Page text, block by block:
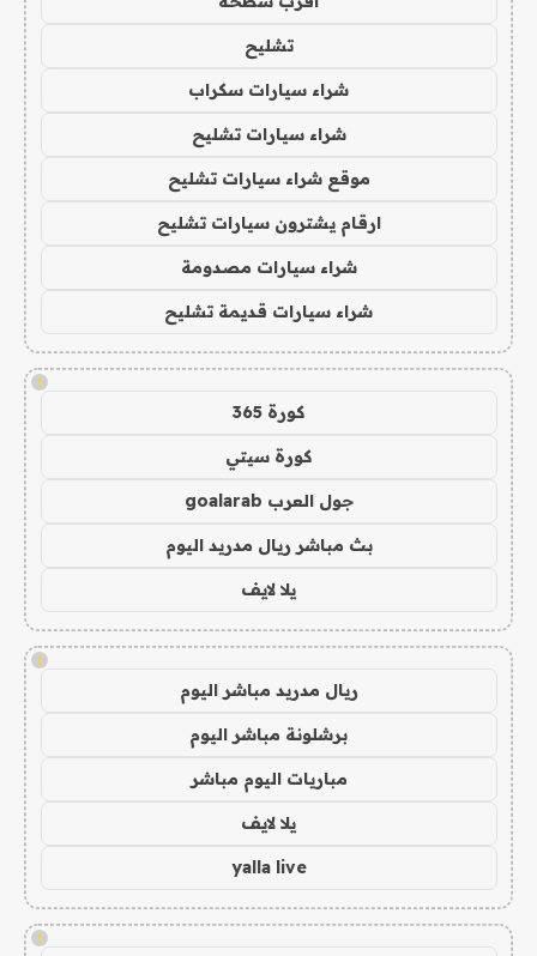
تشليح
شراء سيارات سكراب
شراء سيارات تشليح
موقع شراء سيارات تشليح
ارقام يشترون سيارات تشليح
شراء سيارات مصدومة
شراء سيارات قديمة تشليح
!
كورة 365
كورة سيتي
جول العرب goalarab
بث مباشر ريال مدريد اليوم
يلا لايف
!
ريال مدريد مباشر اليوم
برشلونة مباشر اليوم
مباريات اليوم مباشر
يلا لايف
yalla live
!